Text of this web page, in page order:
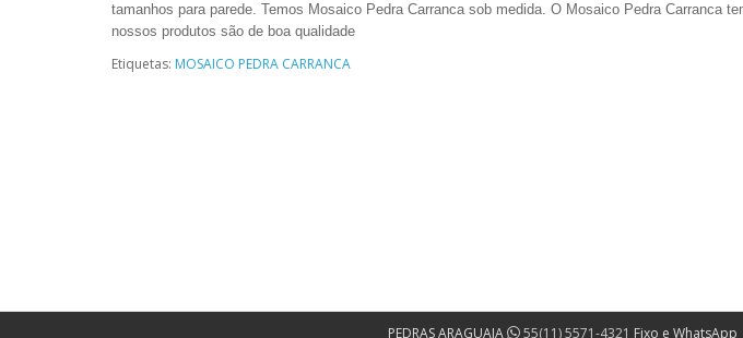
tamanhos para parede. Temos Mosaico Pedra Carranca sob medida. O Mosaico Pedra Carranca
nossos produtos são de boa qualidade
Etiquetas: MOSAICO PEDRA CARRANCA
PEDRAS ARAGUAIA 55(11) 5571-4321 Fixo e WhatsApp